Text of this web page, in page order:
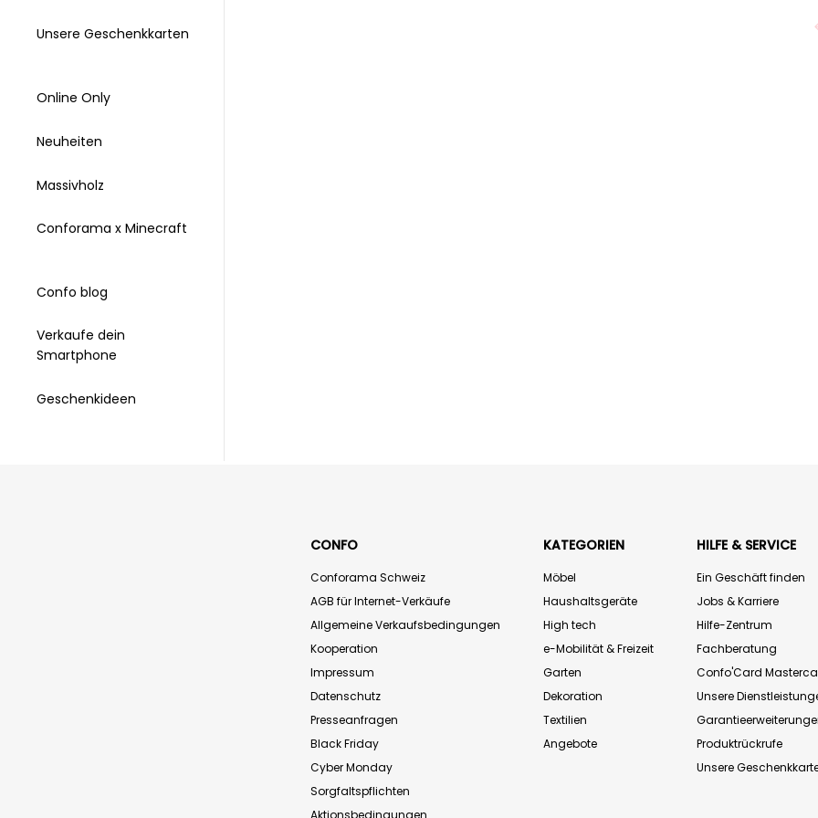
Unsere Geschenkkarten
Online Only
Neuheiten
Massivholz
Conforama x Minecraft
Confo blog
Verkaufe dein
Smartphone
Geschenkideen
CONFO
Conforama Schweiz
AGB für Internet-Verkäufe
Allgemeine Verkaufsbedingungen
Kooperation
Impressum
Datenschutz
Presseanfragen
Black Friday
Cyber Monday
Sorgfaltspflichten
KATEGORIEN
Möbel
Haushaltsgeräte
High tech
e-Mobilität & Freizeit
Garten
Dekoration
Textilien
Angebote
HILFE & SERVICE
Ein Geschäft finden
Jobs & Karriere
Hilfe-Zentrum
Fachberatung
Confo'Card
Unsere
Produktrückrufe
Unsere